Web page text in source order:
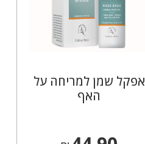
אפקל שמן למריחה על
האף